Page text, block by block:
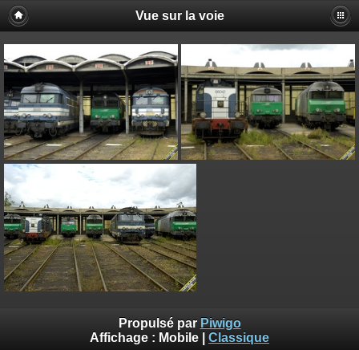
Vue sur la voie
Propulsé par Piwigo
Affichage : Mobile Classique